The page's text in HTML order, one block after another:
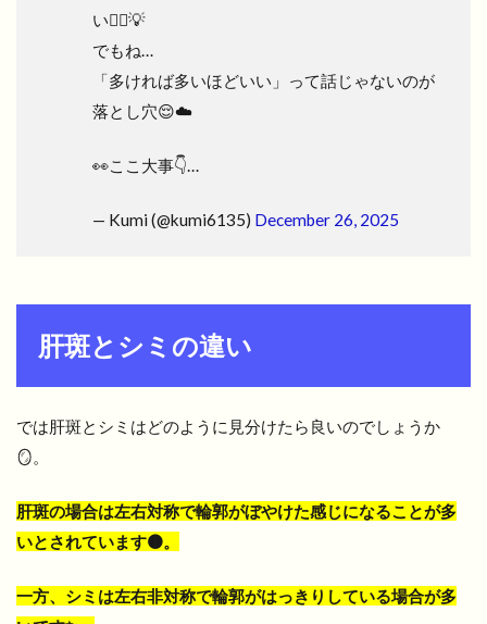
い👩‍⚕️💡
でもね…
「多ければ多いほどいい」って話じゃないのが
落とし穴😌☁️
👀ここ大事👇…
— Kumi (@kumi6135) December 26, 2025
肝斑とシミの違い
では肝斑とシミはどのように見分けたら良いのでしょうか
🪞。
肝斑の場合は左右対称で輪郭がぼやけた感じになることが多
いとされています🟤。
一方、シミは左右非対称で輪郭がはっきりしている場合が多